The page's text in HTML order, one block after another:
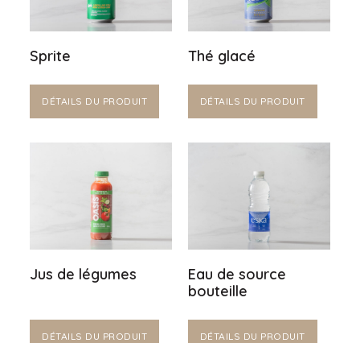
Sprite
DÉTAILS DU PRODUIT
Thé glacé
DÉTAILS DU PRODUIT
Jus de légumes
DÉTAILS DU PRODUIT
Eau de source
bouteille
DÉTAILS DU PRODUIT